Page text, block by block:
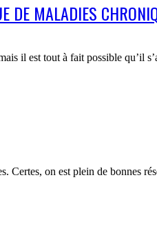
DE MALADIES
il est tout à fait possible qu’il
Certes, on est plein de bonnes